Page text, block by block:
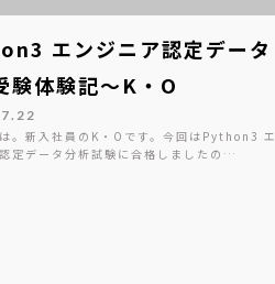
エンジニア認定データ
験体験記～K・O
。新入社員のK・Oです。今回はPython3 エ
定データ分析試験に合格しましたの…